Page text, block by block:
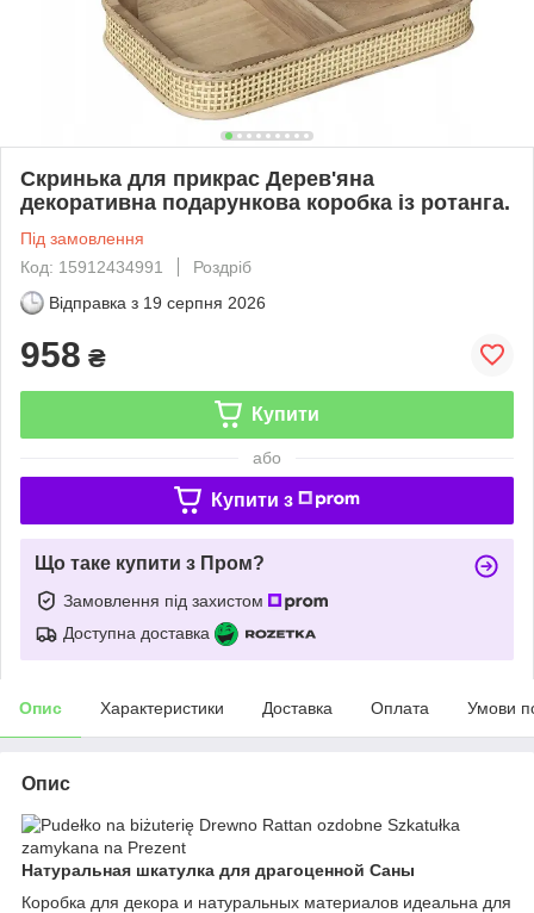
Скринька для прикрас Дерев'яна
декоративна подарункова коробка із ротанга.
Під замовлення
Код: 15912434991
Роздріб
Відправка з 19 серпня 2026
958 ₴
Купити
або
Купити з
Що таке купити з Пром?
Замовлення під захистом
Доступна доставка
Опис Характеристики Доставка Оплата Умови
Опис
Натуральная шкатулка для драгоценной Саны
Коробка для декора и натуральных материалов идеальна для